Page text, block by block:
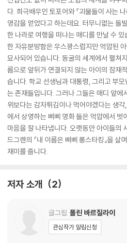
다. 희극배우인 토포어와 『괴물들이 사는
영감을 얻었다고 하는데요. 터무니없는 돌
한 나라로 여행을 떠나는 매디를 만날 수
한 자유분방함은 우스꽝스럽지만 억압된
묘사되어 있습니다. 동굴의 세계에서 펼쳐
름으로 앞뒤가 연결되지 않는 아이의 잠재
습니다. 학교 선생님과 대통령, 그리고 부
는 존재들입니다. 그러나 그들은 매디 앞에
위보다는 감자튀김이나 먹어야겠다는 생
에서 상영하는 삐삐 영화 들은 억압에서 벗
마음을 잘 나타냅니다. 오랫동안 아이들의
드그렌의 『내 이름은 삐삐 롱스타킹』을
재미를 줍니다.
저자 소개 2
글그림 폴린 바르질라이
관심작가 알림신청